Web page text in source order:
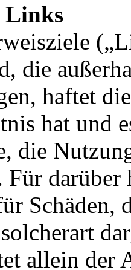
Links
die
haftet
hat und
die
darüber
Schäden,
allein der